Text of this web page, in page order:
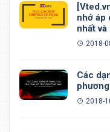
nhớ áp
nhất
2018-
Các
2018-